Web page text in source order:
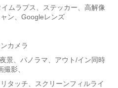
ムラプス、ステッカー、高解像
ン、Googleレンズ
ンカメラ
景、パノラマ、アウト/イン同時
撮影、
タッチ、スクリーンフィルライ